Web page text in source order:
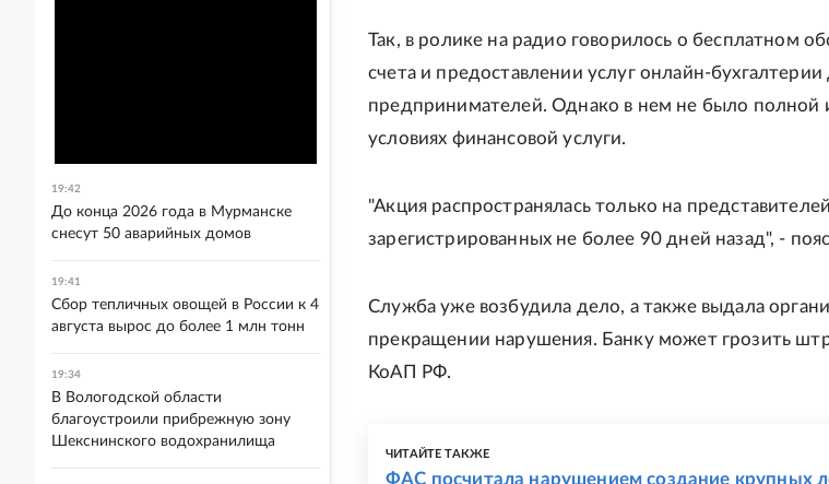
Так, в ролике на радио говорилось о бесплатном
счета и предоставлении услуг онлайн-
предпринимателей. Однако в нем не было полной
условиях финансовой услуги.
"Акция распространялась только на
зарегистрированных не более 90 дней назад", -
Служба уже возбудила дело, а также выдала
прекращении нарушения. Банку может грозить
КоАП РФ.
ЧИТАЙТЕ ТАКЖЕ
ФАС посчитала нарушением создание крупных
19:42
До конца 2026 года в Мурманске
снесут 50 аварийных домов
19:41
Сбор тепличных овощей в России к 4
августа вырос до более 1 млн тонн
19:34
В Вологодской области
благоустроили прибрежную зону
Шекснинского водохранилища